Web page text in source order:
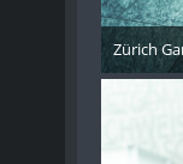
Zürich